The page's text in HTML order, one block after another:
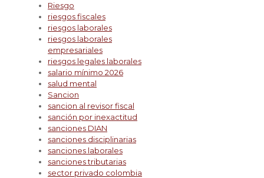
Riesgo
riesgos fiscales
riesgos laborales
riesgos laborales
empresariales
riesgos legales laborales
salario mínimo 2026
salud mental
Sancion
sancion al revisor fiscal
sanción por inexactitud
sanciones DIAN
sanciones disciplinarias
sanciones laborales
sanciones tributarias
sector privado colombia